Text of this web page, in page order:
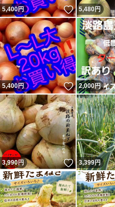
5,400円 いいね！
5,480円
5,400円 いいね！
2,000円
3,990円 いいね！
3,399円